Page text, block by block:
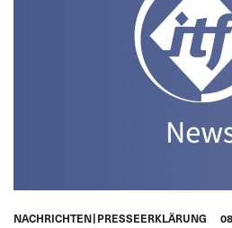
NACHRICHTEN PRESSEERKLÄRUNG